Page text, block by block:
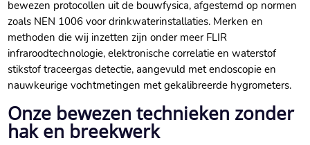
bewezen protocollen uit de bouwfysica, afgestemd op normen
zoals NEN 1006 voor drinkwaterinstallaties. Merken en
methoden die wij inzetten zijn onder meer FLIR
infraroodtechnologie, elektronische correlatie en waterstof
stikstof traceergas detectie, aangevuld met endoscopie en
nauwkeurige vochtmetingen met gekalibreerde hygrometers.
Onze bewezen technieken zonder
hak en breekwerk